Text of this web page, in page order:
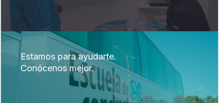
Estamos para ayudarte.
Conócenos mejor.